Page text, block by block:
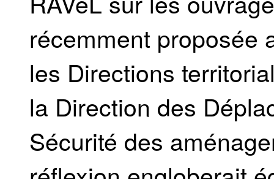
récemment proposée
les Directions
la Direction des
Sécurité des